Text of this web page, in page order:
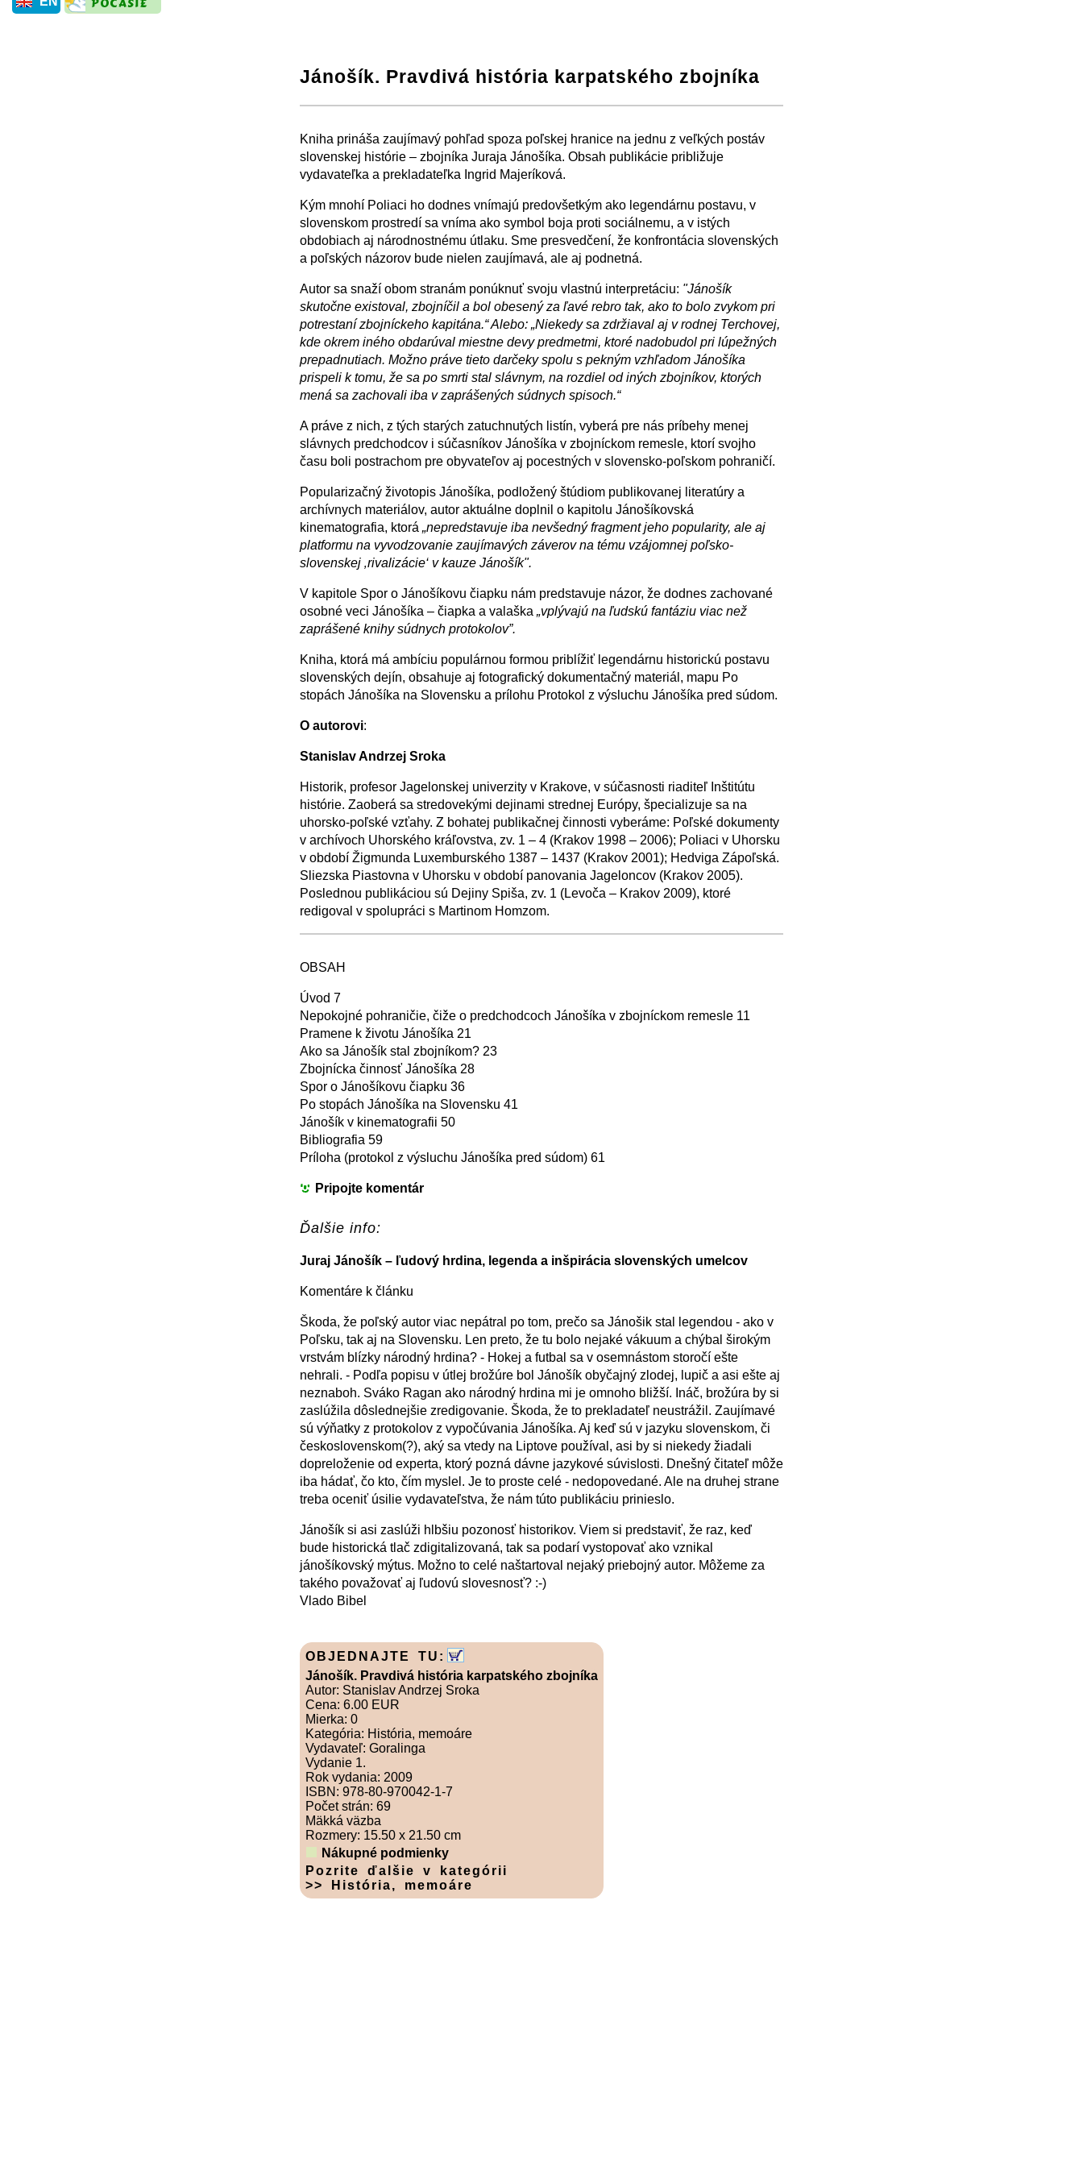
Jánošík. Pravdivá história karpatského zbojníka
+ − ⛶
Kniha prináša zaujímavý pohľad spoza poľskej hranice na jednu z veľkých postáv
slovenskej histórie – zbojníka Juraja Jánošíka. Obsah publikácie približuje
vydavateľka a prekladateľka Ingrid Majeríková.
Kým mnohí Poliaci ho dodnes vnímajú predovšetkým ako legendárnu postavu, v
slovenskom prostredí sa vníma ako symbol boja proti sociálnemu, a v istých
obdobiach aj národnostnému útlaku. Sme presvedčení, že konfrontácia slovenských
a poľských názorov bude nielen zaujímavá, ale aj podnetná.
Autor sa snaží obom stranám ponúknuť svoju vlastnú interpretáciu: "Jánošík
skutočne existoval, zbojníčil a bol obesený za ľavé rebro tak, ako to bolo zvykom pri
potrestaní zbojníckeho kapitána.“ Alebo: „Niekedy sa zdržiaval aj v rodnej Terchovej,
kde okrem iného obdarúval miestne devy predmetmi, ktoré nadobudol pri lúpežných
prepadnutiach. Možno práve tieto darčeky spolu s pekným vzhľadom Jánošíka
prispeli k tomu, že sa po smrti stal slávnym, na rozdiel od iných zbojníkov, ktorých
mená sa zachovali iba v zaprášených súdnych spisoch.“
A práve z nich, z tých starých zatuchnutých listín, vyberá pre nás príbehy menej
slávnych predchodcov i súčasníkov Jánošíka v zbojníckom remesle, ktorí svojho
času boli postrachom pre obyvateľov aj pocestných v slovensko-poľskom pohraničí.
Popularizačný životopis Jánošíka, podložený štúdiom publikovanej literatúry a
archívnych materiálov, autor aktuálne doplnil o kapitolu Jánošíkovská
kinematografia, ktorá „nepredstavuje iba nevšedný fragment jeho popularity, ale aj
platformu na vyvodzovanie zaujímavých záverov na tému vzájomnej poľsko-
slovenskej ‚rivalizácie‘ v kauze Jánošík".
V kapitole Spor o Jánošíkovu čiapku nám predstavuje názor, že dodnes zachované
osobné veci Jánošíka – čiapka a valaška „vplývajú na ľudskú fantáziu viac než
zaprášené knihy súdnych protokolov”.
Kniha, ktorá má ambíciu populárnou formou priblížiť legendárnu historickú postavu
slovenských dejín, obsahuje aj fotografický dokumentačný materiál, mapu Po
stopách Jánošíka na Slovensku a prílohu Protokol z výsluchu Jánošíka pred súdom.
O autorovi:
Stanislav Andrzej Sroka
Historik, profesor Jagelonskej univerzity v Krakove, v súčasnosti riaditeľ Inštitútu
histórie. Zaoberá sa stredovekými dejinami strednej Európy, špecializuje sa na
uhorsko-poľské vzťahy. Z bohatej publikačnej činnosti vyberáme: Poľské dokumenty
v archívoch Uhorského kráľovstva, zv. 1 – 4 (Krakov 1998 – 2006); Poliaci v Uhorsku
v období Žigmunda Luxemburského 1387 – 1437 (Krakov 2001); Hedviga Zápoľská.
Sliezska Piastovna v Uhorsku v období panovania Jageloncov (Krakov 2005).
Poslednou publikáciou sú Dejiny Spiša, zv. 1 (Levoča – Krakov 2009), ktoré
redigoval v spolupráci s Martinom Homzom.
+
OBSAH
Úvod 7
Nepokojné pohraničie, čiže o predchodcoch Jánošíka v zbojníckom remesle 11
Pramene k životu Jánošíka 21
Ako sa Jánošík stal zbojníkom? 23
Zbojnícka činnosť Jánošíka 28
Spor o Jánošíkovu čiapku 36
Po stopách Jánošíka na Slovensku 41
Jánošík v kinematografii 50
Bibliografia 59
Príloha (protokol z výsluchu Jánošíka pred súdom) 61
Pripojte komentár
Ďalšie info:
Juraj Jánošík – ľudový hrdina, legenda a inšpirácia slovenských umelcov
Komentáre k článku
Škoda, že poľský autor viac nepátral po tom, prečo sa Jánošik stal legendou - ako v
Poľsku, tak aj na Slovensku. Len preto, že tu bolo nejaké vákuum a chýbal širokým
vrstvám blízky národný hrdina? - Hokej a futbal sa v osemnástom storočí ešte
nehrali. - Podľa popisu v útlej brožúre bol Jánošík obyčajný zlodej, lupič a asi ešte aj
neznaboh. Sváko Ragan ako národný hrdina mi je omnoho bližší. Ináč, brožúra by si
zaslúžila dôslednejšie zredigovanie. Škoda, že to prekladateľ neustrážil. Zaujímavé
sú výňatky z protokolov z vypočúvania Jánošíka. Aj keď sú v jazyku slovenskom, či
československom(?), aký sa vtedy na Liptove používal, asi by si niekedy žiadali
dopreloženie od experta, ktorý pozná dávne jazykové súvislosti. Dnešný čitateľ môže
iba hádať, čo kto, čím myslel. Je to proste celé - nedopovedané. Ale na druhej strane
treba oceniť úsilie vydavateľstva, že nám túto publikáciu prinieslo.
Jánošík si asi zaslúži hlbšiu pozonosť historikov. Viem si predstaviť, že raz, keď
bude historická tlač zdigitalizovaná, tak sa podarí vystopovať ako vznikal
jánošíkovský mýtus. Možno to celé naštartoval nejaký priebojný autor. Môžeme za
takého považovať aj ľudovú slovesnosť? :-)
Vlado Bibel
OBJEDNAJTE TU:
Jánošík. Pravdivá história karpatského zbojníka
Autor: Stanislav Andrzej Sroka
Cena: 6.00 EUR
Mierka: 0
Kategória: História, memoáre
Vydavateľ: Goralinga
Vydanie 1.
Rok vydania: 2009
ISBN: 978-80-970042-1-7
Počet strán: 69
Mäkká väzba
Rozmery: 15.50 x 21.50 cm
Nákupné podmienky
Pozrite ďalšie v kategórii
>> História, memoáre